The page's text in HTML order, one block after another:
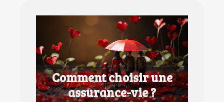
Comment choisir une
assurance-vie ?